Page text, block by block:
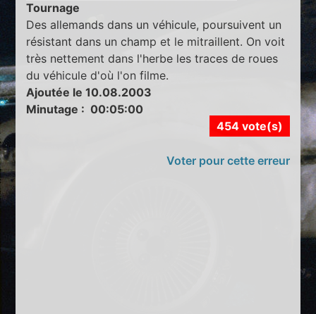
Tournage
Des allemands dans un véhicule, poursuivent un
résistant dans un champ et le mitraillent. On voit
très nettement dans l'herbe les traces de roues
du véhicule d'où l'on filme.
Ajoutée le 10.08.2003
Minutage : 00:05:00
454 vote(s)
Voter pour cette erreur